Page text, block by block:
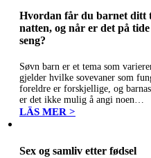
Hvordan får du barnet ditt
natten, og når er det på
seng?
Søvn barn er et tema som
gjelder hvilke sovevaner som
foreldre er forskjellige, og
er det ikke mulig å angi noen…
LÄS MER >
Sex og samliv etter fødsel